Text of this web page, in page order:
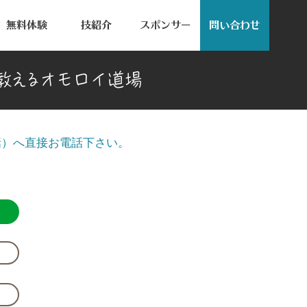
無料体験 技紹介 スポンサー 問い合わせ
え る オ モロイ 道場
へ直接お電話下さい。